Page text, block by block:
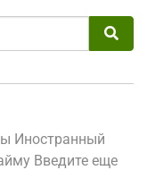
Иностранный
Введите еще